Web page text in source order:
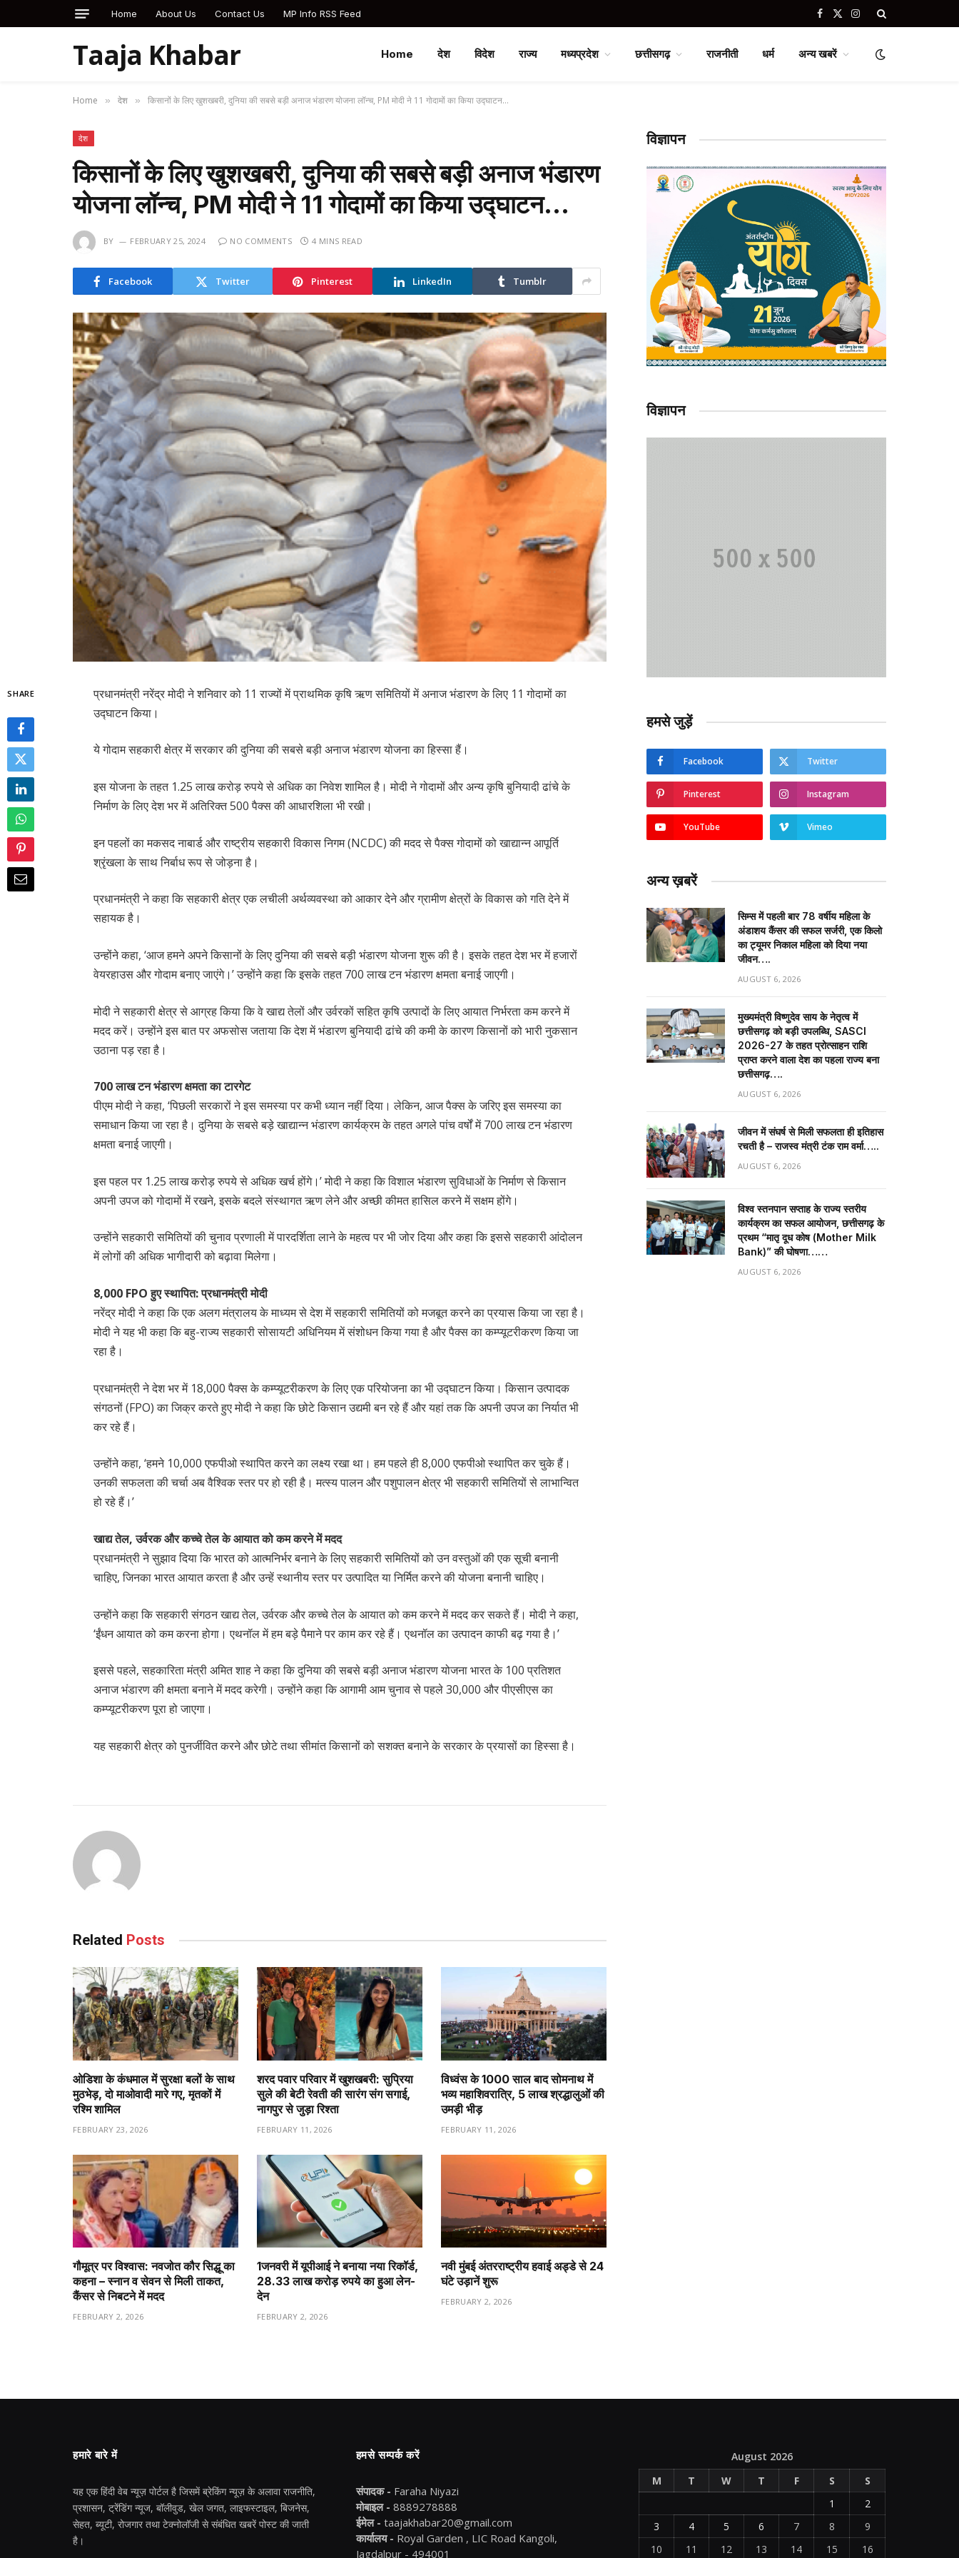
Home About Us Contact Us MP Info RSS Feed Facebook
X
Instagram
Taaja Khabar Home देश विदेश राज्य मध्यप्रदेश छत्तीसगढ़ राजनीती धर्म अन्य खबरें
Home » देश » किसानों के लिए खुशखबरी, दुनिया की सबसे बड़ी अनाज भंडारण योजना लॉन्च, PM मोदी ने 11 गोदामों का किया उद्घाटन…
देश
किसानों के लिए खुशखबरी, दुनिया की सबसे बड़ी अनाज भंडारण
योजना लॉन्च, PM मोदी ने 11 गोदामों का किया उद्घाटन…
BY FEBRUARY 25, 2024 NO COMMENTS 4 MINS READ
Facebook Twitter Pinterest LinkedIn Tumblr
SHARE
प्रधानमंत्री नरेंद्र मोदी ने शनिवार को 11 राज्यों में प्राथमिक कृषि ऋण समितियों में अनाज भंडारण के लिए 11 गोदामों का
उद्घाटन किया।
ये गोदाम सहकारी क्षेत्र में सरकार की दुनिया की सबसे बड़ी अनाज भंडारण योजना का हिस्सा हैं।
इस योजना के तहत 1.25 लाख करोड़ रुपये से अधिक का निवेश शामिल है। मोदी ने गोदामों और अन्य कृषि बुनियादी ढांचे के
निर्माण के लिए देश भर में अतिरिक्त 500 पैक्स की आधारशिला भी रखी।
इन पहलों का मकसद नाबार्ड और राष्ट्रीय सहकारी विकास निगम (NCDC) की मदद से पैक्स गोदामों को खाद्यान्न आपूर्ति
श्रृंखला के साथ निर्बाध रूप से जोड़ना है।
प्रधानमंत्री ने कहा कि सहकारी क्षेत्र एक लचीली अर्थव्यवस्था को आकार देने और ग्रामीण क्षेत्रों के विकास को गति देने में
सहायक है।
उन्होंने कहा, ‘आज हमने अपने किसानों के लिए दुनिया की सबसे बड़ी भंडारण योजना शुरू की है। इसके तहत देश भर में हजारों
वेयरहाउस और गोदाम बनाए जाएंगे।’ उन्होंने कहा कि इसके तहत 700 लाख टन भंडारण क्षमता बनाई जाएगी।
मोदी ने सहकारी क्षेत्र से आग्रह किया कि वे खाद्य तेलों और उर्वरकों सहित कृषि उत्पादों के लिए आयात निर्भरता कम करने में
मदद करें। उन्होंने इस बात पर अफसोस जताया कि देश में भंडारण बुनियादी ढांचे की कमी के कारण किसानों को भारी नुकसान
उठाना पड़ रहा है।
700 लाख टन भंडारण क्षमता का टारगेट
पीएम मोदी ने कहा, ‘पिछली सरकारों ने इस समस्या पर कभी ध्यान नहीं दिया। लेकिन, आज पैक्स के जरिए इस समस्या का
समाधान किया जा रहा है। दुनिया के सबसे बड़े खाद्यान्न भंडारण कार्यक्रम के तहत अगले पांच वर्षों में 700 लाख टन भंडारण
क्षमता बनाई जाएगी।
इस पहल पर 1.25 लाख करोड़ रुपये से अधिक खर्च होंगे।’ मोदी ने कहा कि विशाल भंडारण सुविधाओं के निर्माण से किसान
अपनी उपज को गोदामों में रखने, इसके बदले संस्थागत ऋण लेने और अच्छी कीमत हासिल करने में सक्षम होंगे।
उन्होंने सहकारी समितियों की चुनाव प्रणाली में पारदर्शिता लाने के महत्व पर भी जोर दिया और कहा कि इससे सहकारी आंदोलन
में लोगों की अधिक भागीदारी को बढ़ावा मिलेगा।
8,000 FPO हुए स्थापित: प्रधानमंत्री मोदी
नरेंद्र मोदी ने कहा कि एक अलग मंत्रालय के माध्यम से देश में सहकारी समितियों को मजबूत करने का प्रयास किया जा रहा है।
मोदी ने यह भी कहा कि बहु-राज्य सहकारी सोसायटी अधिनियम में संशोधन किया गया है और पैक्स का कम्प्यूटरीकरण किया जा
रहा है।
प्रधानमंत्री ने देश भर में 18,000 पैक्स के कम्प्यूटरीकरण के लिए एक परियोजना का भी उद्घाटन किया। किसान उत्पादक
संगठनों (FPO) का जिक्र करते हुए मोदी ने कहा कि छोटे किसान उद्यमी बन रहे हैं और यहां तक कि अपनी उपज का निर्यात भी
कर रहे हैं।
उन्होंने कहा, ‘हमने 10,000 एफपीओ स्थापित करने का लक्ष्य रखा था। हम पहले ही 8,000 एफपीओ स्थापित कर चुके हैं।
उनकी सफलता की चर्चा अब वैश्विक स्तर पर हो रही है। मत्स्य पालन और पशुपालन क्षेत्र भी सहकारी समितियों से लाभान्वित
हो रहे हैं।’
खाद्य तेल, उर्वरक और कच्चे तेल के आयात को कम करने में मदद
प्रधानमंत्री ने सुझाव दिया कि भारत को आत्मनिर्भर बनाने के लिए सहकारी समितियों को उन वस्तुओं की एक सूची बनानी
चाहिए, जिनका भारत आयात करता है और उन्हें स्थानीय स्तर पर उत्पादित या निर्मित करने की योजना बनानी चाहिए।
उन्होंने कहा कि सहकारी संगठन खाद्य तेल, उर्वरक और कच्चे तेल के आयात को कम करने में मदद कर सकते हैं। मोदी ने कहा,
‘ईंधन आयात को कम करना होगा। एथनॉल में हम बड़े पैमाने पर काम कर रहे हैं। एथनॉल का उत्पादन काफी बढ़ गया है।’
इससे पहले, सहकारिता मंत्री अमित शाह ने कहा कि दुनिया की सबसे बड़ी अनाज भंडारण योजना भारत के 100 प्रतिशत
अनाज भंडारण की क्षमता बनाने में मदद करेगी। उन्होंने कहा कि आगामी आम चुनाव से पहले 30,000 और पीएसीएस का
कम्प्यूटरीकरण पूरा हो जाएगा।
यह सहकारी क्षेत्र को पुनर्जीवित करने और छोटे तथा सीमांत किसानों को सशक्त बनाने के सरकार के प्रयासों का हिस्सा है।
Related Posts
ओडिशा के कंधमाल में सुरक्षा बलों के साथ
मुठभेड़, दो माओवादी मारे गए, मृतकों में
रश्मि शामिल
FEBRUARY 23, 2026
शरद पवार परिवार में खुशखबरी: सुप्रिया
सुले की बेटी रेवती की सारंग संग सगाई,
नागपुर से जुड़ा रिश्ता
FEBRUARY 11, 2026
विध्वंस के 1000 साल बाद सोमनाथ में
भव्य महाशिवरात्रि, 5 लाख श्रद्धालुओं की
उमड़ी भीड़
FEBRUARY 11, 2026
गौमूत्र पर विश्वास: नवजोत कौर सिद्धू का
कहना – स्नान व सेवन से मिली ताकत,
कैंसर से निबटने में मदद
FEBRUARY 2, 2026
1️जनवरी में यूपीआई ने बनाया नया रिकॉर्ड,
28.33 लाख करोड़ रुपये का हुआ लेन-
देन
FEBRUARY 2, 2026
नवी मुंबई अंतरराष्ट्रीय हवाई अड्डे से 24
घंटे उड़ानें शुरू
FEBRUARY 2, 2026
विज्ञापन
विज्ञापन
हमसे जुड़ें
Facebook Twitter
Pinterest Instagram
YouTube Vimeo
अन्य ख़बरें
सिम्स में पहली बार 78 वर्षीय महिला के
अंडाशय कैंसर की सफल सर्जरी, एक किलो
का ट्यूमर निकाल महिला को दिया नया
जीवन….
AUGUST 6, 2026
मुख्यमंत्री विष्णुदेव साय के नेतृत्व में
छत्तीसगढ़ को बड़ी उपलब्धि, SASCI
2026-27 के तहत प्रोत्साहन राशि
प्राप्त करने वाला देश का पहला राज्य बना
छत्तीसगढ़….
AUGUST 6, 2026
जीवन में संघर्ष से मिली सफलता ही इतिहास
रचती है – राजस्व मंत्री टंक राम वर्मा…..
AUGUST 6, 2026
विश्व स्तनपान सप्ताह के राज्य स्तरीय
कार्यक्रम का सफल आयोजन, छत्तीसगढ़ के
प्रथम “मातृ दूध कोष (Mother Milk
Bank)” की घोषणा……
AUGUST 6, 2026
हमारे बारे में
यह एक हिंदी वेब न्यूज़ पोर्टल है जिसमें ब्रेकिंग न्यूज़ के अलावा राजनीति,
प्रशासन, ट्रेंडिंग न्यूज, बॉलीवुड, खेल जगत, लाइफस्टाइल, बिजनेस,
सेहत, ब्यूटी, रोजगार तथा टेक्नोलॉजी से संबंधित खबरें पोस्ट की जाती
है।
हमसे सम्पर्क करें
संपादक - Faraha Niyazi
मोबाइल - 8889278888
ईमेल - taajakhabar20@gmail.com
कार्यालय - Royal Garden , LIC Road Kangoli,
Jagdalpur - 494001
August 2026
M
T W T F S
S
1
2
3
4 5 6 7 8
9
10
11 12 13 14 15 16